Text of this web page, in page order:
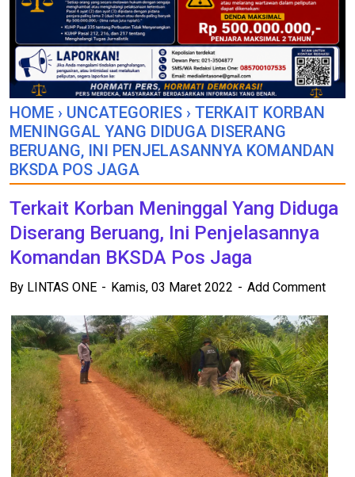
HOME › UNCATEGORIES › TERKAIT KORBAN
MENINGGAL YANG DIDUGA DISERANG
BERUANG, INI PENJELASANNYA KOMANDAN
BKSDA POS JAGA
Terkait Korban Meninggal Yang Diduga
Diserang Beruang, Ini Penjelasannya
Komandan BKSDA Pos Jaga
By LINTAS ONE Kamis, 03 Maret 2022 Add Comment